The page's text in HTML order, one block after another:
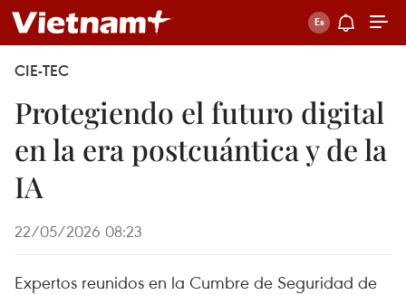
CIE-TEC
Protegiendo el futuro digital
en la era postcuántica y de la
IA
22/05/2026 08:23
Expertos reunidos en la Cumbre de Seguridad de